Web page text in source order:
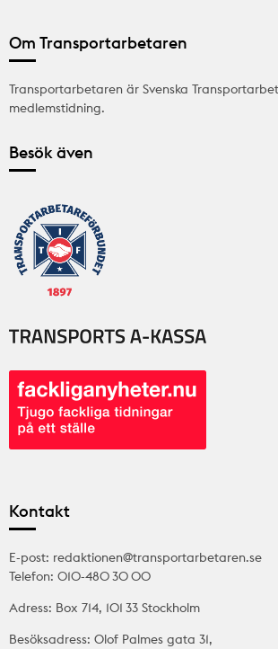
Om Transportarbetaren
Transportarbetaren är Svenska
medlemstidning.
Besök även
Kontakt
E-post: redaktionen@transportarbetaren.se
Telefon: 010-480 30 00
Adress: Box 714, 101 33 Stockholm
Besöksadress: Olof Palmes gata 31,